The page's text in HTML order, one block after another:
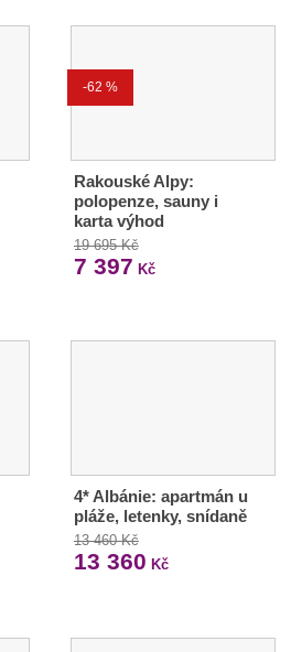
-62 %
Rakouské Alpy:
polopenze, sauny i
karta výhod
19 695 Kč
7 397 Kč
4* Albánie: apartmán u
pláže, letenky, snídaně
13 460 Kč
13 360 Kč